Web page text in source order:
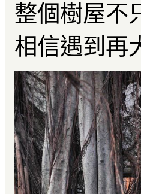
整個樹屋不
相信遇到再